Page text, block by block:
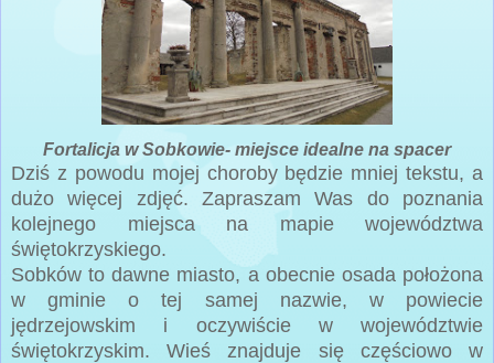
Fortalicja w Sobkowie- miejsce idealne na spacer
Dziś z powodu mojej choroby będzie mniej tekstu, a
dużo więcej zdjęć. Zapraszam Was do poznania
kolejnego miejsca na mapie województwa
świętokrzyskiego.
Sobków to dawne miasto, a obecnie osada położona
w gminie o tej samej nazwie, w powiecie
jędrzejowskim i oczywiście w województwie
świętokrzyskim. Wieś znajduje się częściowo w